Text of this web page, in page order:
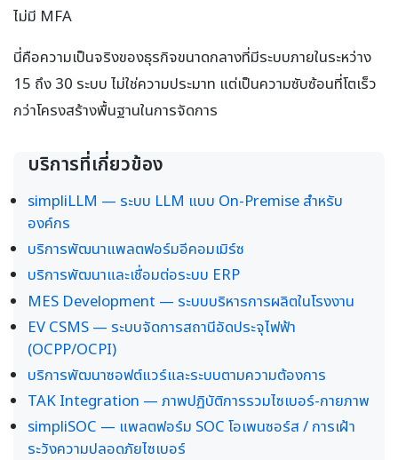
ไม่มี MFA
นี่คือความเป็นจริงของธุรกิจขนาดกลางที่มีระบบภายในระหว่าง
15 ถึง 30 ระบบ ไม่ใช่ความประมาท แต่เป็นความซับซ้อนที่โตเร็ว
กว่าโครงสร้างพื้นฐานในการจัดการ
บริการที่เกี่ยวข้อง
simpliLLM — ระบบ LLM แบบ On-Premise สำหรับ
องค์กร
บริการพัฒนาแพลตฟอร์มอีคอมเมิร์ซ
บริการพัฒนาและเชื่อมต่อระบบ ERP
MES Development — ระบบบริหารการผลิตในโรงงาน
EV CSMS — ระบบจัดการสถานีอัดประจุไฟฟ้า
(OCPP/OCPI)
บริการพัฒนาซอฟต์แวร์และระบบตามความต้องการ
TAK Integration — ภาพปฏิบัติการรวมไซเบอร์-กายภาพ
simpliSOC — แพลตฟอร์ม SOC โอเพนซอร์ส / การเฝ้า
ระวังความปลอดภัยไซเบอร์